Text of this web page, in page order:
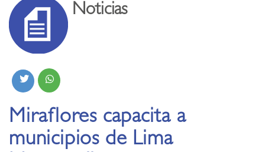
Noticias
Miraflores capacita a
municipios de Lima